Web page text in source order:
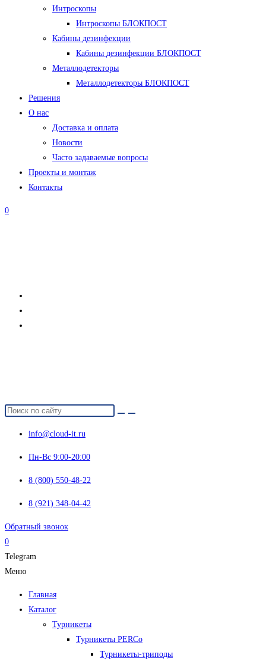
Интроскопы
Интроскопы БЛОКПОСТ
Кабины дезинфекции
Кабины дезинфекции БЛОКПОСТ
Металлодетекторы
Металлодетекторы БЛОКПОСТ
Решения
О нас
Доставка и оплата
Новости
Часто задаваемые вопросы
Проекты и монтаж
Контакты
0
info@cloud-it.ru
Пн-Вс 9:00-20:00
8 (800) 550-48-22
8 (921) 348-04-42
Обратный звонок
0
Telegram
Меню
Главная
Каталог
Турникеты
Турникеты PERCo
Турникеты-триподы